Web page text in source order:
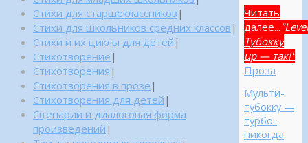
Читать
далее...
Тубокку
up — так!"
Проза
Мульти-
тубокку —
турбо-
никогда
Стихи для старшеклассников |
Стихи для школьников средних классов |
Стихи и их циклы для детей |
Стихотворение |
Стихотворения |
Стихотворения в прозе |
Стихотворения для детей |
Сценарии и диалоговая форма
произведений |